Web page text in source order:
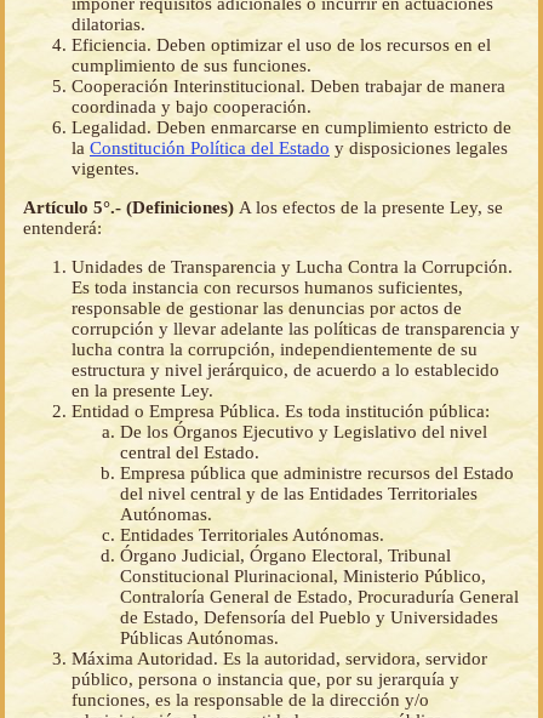
dilatorias.
Eficiencia. Deben optimizar el uso de los recursos en el
cumplimiento de sus funciones.
Cooperación Interinstitucional. Deben trabajar de manera
coordinada y bajo cooperación.
Legalidad. Deben enmarcarse en cumplimiento estricto de
la Constitución Política del Estado y disposiciones legales
vigentes.
Artículo 5°.- (Definiciones) A los efectos de la presente Ley, se
entenderá:
Unidades de Transparencia y Lucha Contra la Corrupción.
Es toda instancia con recursos humanos suficientes,
responsable de gestionar las denuncias por actos de
corrupción y llevar adelante las políticas de transparencia y
lucha contra la corrupción, independientemente de su
estructura y nivel jerárquico, de acuerdo a lo establecido
en la presente Ley.
Entidad o Empresa Pública. Es toda institución pública:
De los Órganos Ejecutivo y Legislativo del nivel
central del Estado.
Empresa pública que administre recursos del Estado
del nivel central y de las Entidades Territoriales
Autónomas.
Entidades Territoriales Autónomas.
Órgano Judicial, Órgano Electoral, Tribunal
Constitucional Plurinacional, Ministerio Público,
Contraloría General de Estado, Procuraduría General
de Estado, Defensoría del Pueblo y Universidades
Públicas Autónomas.
Máxima Autoridad. Es la autoridad, servidora, servidor
público, persona o instancia que, por su jerarquía y
funciones, es la responsable de la dirección y/o